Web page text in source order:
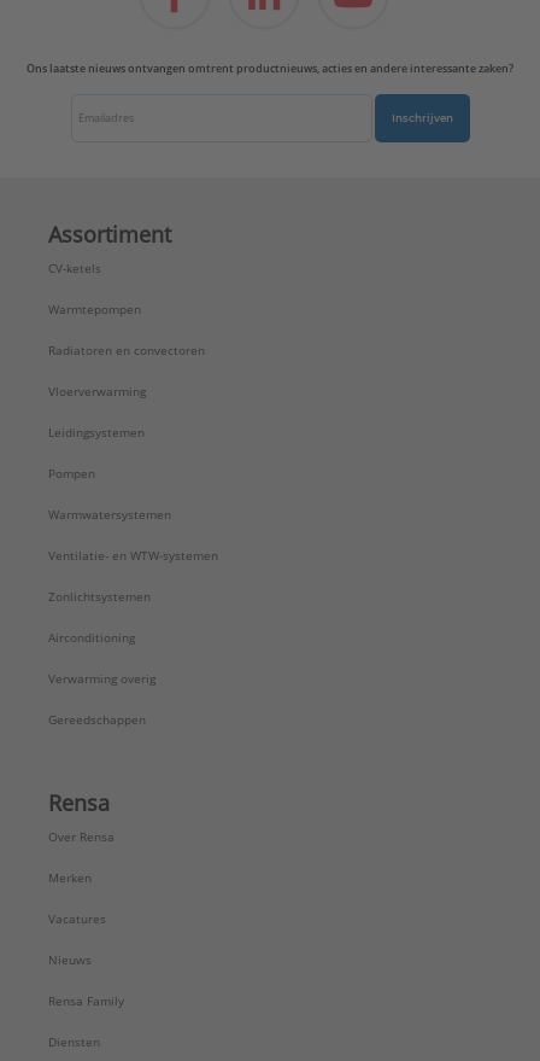
Ons laatste nieuws ontvangen omtrent productnieuws, acties en andere interessante zaken?
Inschrijven
Assortiment
CV-ketels
Warmtepompen
Radiatoren en convectoren
Vloerverwarming
Leidingsystemen
Pompen
Warmwatersystemen
Ventilatie- en WTW-systemen
Zonlichtsystemen
Airconditioning
Verwarming overig
Gereedschappen
Rensa
Over Rensa
Merken
Vacatures
Nieuws
Rensa Family
Diensten